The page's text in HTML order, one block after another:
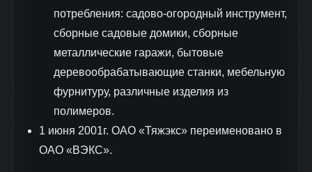
потребления: садово-огородный инструмент,
сборные садовые домики, сборные
металлические гаражи, бытовые
деревообрабатывающие станки, мебельную
фурнитуру, различные изделия из
полимеров.
1 июня 2001г. ОАО «Тяжэкс» переименовано в
ОАО «ВЭКС».